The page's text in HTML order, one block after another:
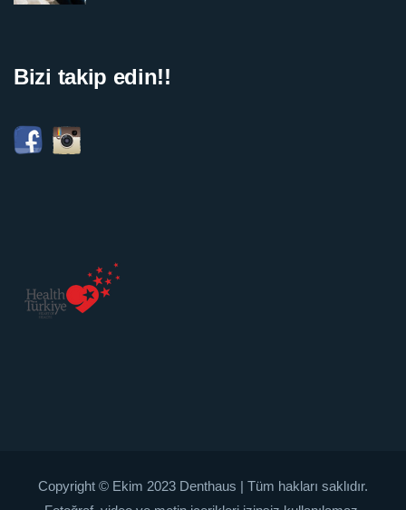
Bizi takip edin!!
Copyright © Ekim 2023 Denthaus | Tüm hakları saklıdır.